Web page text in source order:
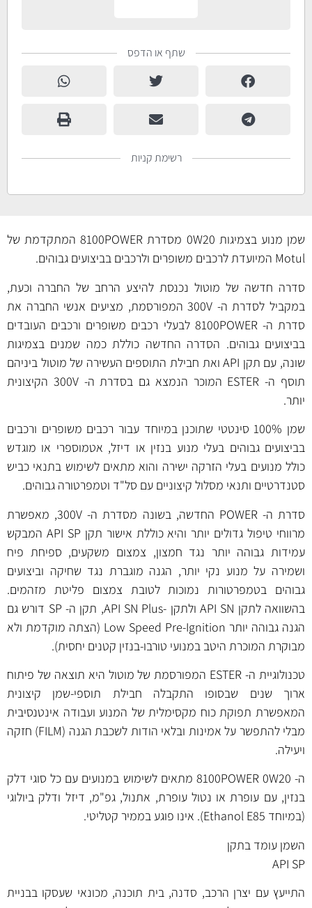
שתף או הדפס
רשימת קניות
שמן מנוע בצמיגות 0W20 מסדרת 8100POWER המתקדמת של
Motul המיועדת לרכבים משופרים ולרכבים בביצועים גבוהים.
סדרה חדשה של מוטול נכנסת להיצע הרחב של החברה וכעת,
במקביל לסדרת ה- 300V המפורסמת, מציעים אנשי החברה את
סדרת ה- 8100POWER לבעלי רכבים משופרים ורכבים העובדים
בביצועים גבוהים. הסדרה החדשה כוללת כמה שמנים בצמיגות
שונה, עם תקן API ואת חבילת התוספים העשירה של מוטול ביניהם
תוסף ה- ESTER המוכר הנמצא גם בסדרת ה- 300V הקיצונית
יותר.
שמן 100% סינטטי שתוכנן במיוחד עבור רכבים משופרים ורכבים
בביצועים גבוהים בעלי מנוע בנזין או דיזל, אטמוספרי או מוגדש
כולל מנועים בעלי הזרקה ישירה והוא מתאים לשימוש בתנאי כביש
סטנדרטיים ותנאי מסלול קיצוניים עם סל"ד וטמפרטורה גבוהים.
סדרת ה- POWER החדשה, בשונה מסדרת ה- 300V, מאפשרת
מרווחי טיפול גדולים יותר והיא כוללת אישור תקן API SP המבקש
עמידות גבוהה יותר נגד חמצון, צמצום משקעים, ספיחת פיח
ושמירה על מנוע נקי יותר, הגנה מוגברת נגד שחיקה וביצועים
גבוהים בטמפרטורות נמוכות לטובת צמצום פליטת מזהמים.
בהשוואה לתקן API SN ולתקן -API SN Plus, תקן ה- SP דורש גם
הגנה גבוהה יותר Low Speed Pre-Ignition (הצתה מוקדמת ולא
מבוקרת המוכרת היטב במנועי טורבו-בנזין קטנים יחסית).
טכנולוגיית ה- ESTER המפורסמת של מוטול היא תוצאה של פיתוח
ארוך שנים שבסופו התקבלה חבילת תוספי-שמן קיצונית
המאפשרת תפוקת כוח מקסימלית של המנוע ועבודה אינטנסיבית
מבלי להתפשר על אמינות ובלאי הודות לשכבת הגנה (FILM) חזקה
ויעילה.
ה- 8100POWER 0W20 מתאים לשימוש במנועים עם כל סוגי דלק
בנזין, עם עופרת או נטול עופרת, אתנול, גפ"מ, דיזל ודלק ביולוגי
(במיוחד Ethanol E85). אינו פוגע בממיר קטליטי.
השמן עומד בתקן
API SP
התייעץ עם יצרן הרכב, סדנה, בית תוכנה, מכונאי שעסקו בבניית